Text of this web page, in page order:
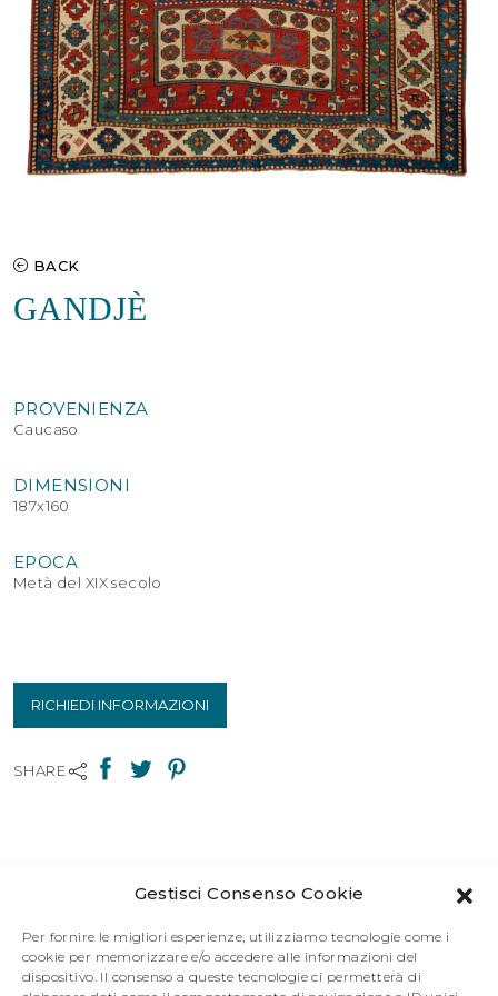
Gestisci Consenso Cookie
Per fornire le migliori esperienze, utilizziamo tecnologie come i
cookie per memorizzare e/o accedere alle informazioni del
dispositivo. Il consenso a queste tecnologie ci permetterà di
BACK
GANDJÈ
PROVENIENZA
Caucaso
DIMENSIONI
187x160
EPOCA
Metà del XIX secolo
RICHIEDI INFORMAZIONI
SHARE